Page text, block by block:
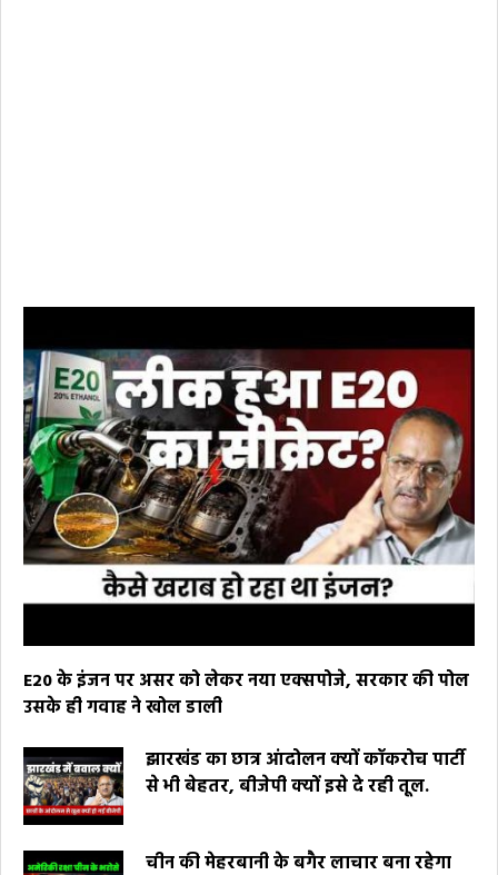
E20 के इंजन पर असर को लेकर नया एक्सपोजे, सरकार की पोल
उसके ही गवाह ने खोल डाली
झारखंड का छात्र आंदोलन क्यों कॉकरोच पार्टी
से भी बेहतर, बीजेपी क्यों इसे दे रही तूल.
चीन की मेहरबानी के बगैर लाचार बना रहेगा